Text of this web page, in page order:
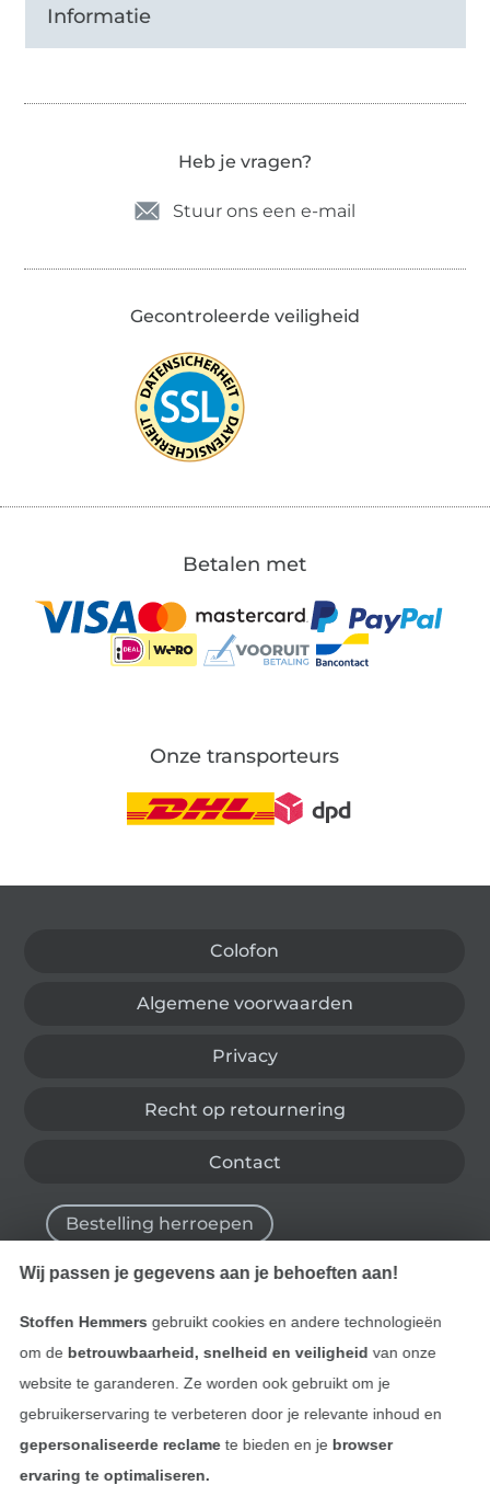
Informatie
Heb je vragen?
Stuur ons een e-mail
Gecontroleerde veiligheid
Betalen met
Onze transporteurs
Colofon
Algemene voorwaarden
Privacy
Recht op retournering
Contact
Bestelling herroepen
Vind meer inspiratie
Wij passen je gegevens aan je behoeften aan!
Stoffen Hemmers gebruikt cookies en andere technologieën
om de betrouwbaarheid, snelheid en veiligheid van onze
website te garanderen. Ze worden ook gebruikt om je
gebruikerservaring te verbeteren door je relevante inhoud en
gepersonaliseerde reclamete bieden en je browser
ervaring te optimaliseren.